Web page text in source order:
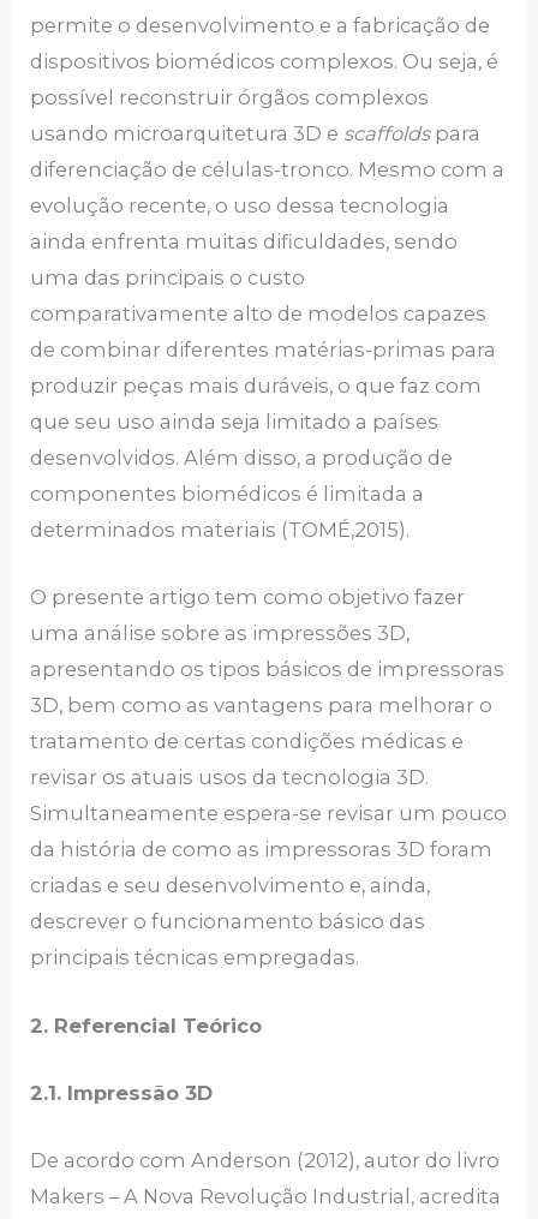
permite o desenvolvimento e a fabricação de
dispositivos biomédicos complexos. Ou seja, é
possível reconstruir órgãos complexos
usando microarquitetura 3D e scaffoldspara
diferenciação de células-tronco. Mesmo com a
evolução recente, o uso dessa tecnologia
ainda enfrenta muitas dificuldades, sendo
uma das principais o custo
comparativamente alto de modelos capazes
de combinar diferentes matérias-primas para
produzir peças mais duráveis, o que faz com
que seu uso ainda seja limitado a países
desenvolvidos. Além disso, a produção de
componentes biomédicos é limitada a
determinados materiais (TOMÉ,2015).
O presente artigo tem como objetivo fazer
uma análise sobre as impressões 3D,
apresentando os tipos básicos de impressoras
3D, bem como as vantagens para melhorar o
tratamento de certas condições médicas e
revisar os atuais usos da tecnologia 3D.
Simultaneamente espera-se revisar um pouco
da história de como as impressoras 3D foram
criadas e seu desenvolvimento e, ainda,
descrever o funcionamento básico das
principais técnicas empregadas.
2. Referencial Teórico
2.1. Impressão 3D
De acordo com Anderson (2012), autor do livro
Makers – A Nova Revolução Industrial, acredita